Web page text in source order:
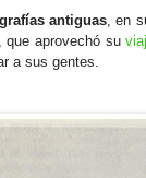
antiguas, en
que aprovechó su
a sus gentes.